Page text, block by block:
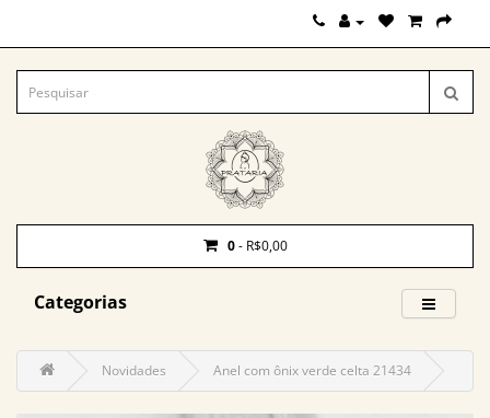
0- R$0,00
Categorias
Novidades Anel com ônix verde celta 21434